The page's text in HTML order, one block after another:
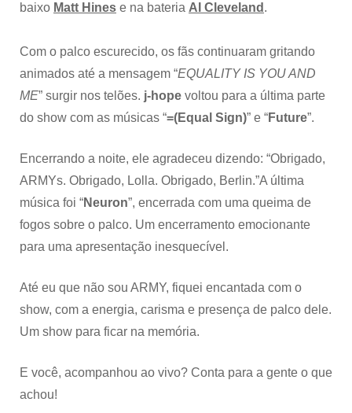
baixo Matt Hines e na bateria AI Cleveland .
Com o palco escurecido, os fãs continuaram gritando
animados até a mensagem “EQUALITY IS YOU AND
ME” surgir nos telões. j-hope voltou para a última parte
do show com as músicas “=(Equal Sign)” e “Future”.
Encerrando a noite, ele agradeceu dizendo: “Obrigado,
ARMYs. Obrigado, Lolla. Obrigado, Berlin.”A última
música foi “Neuron”, encerrada com uma queima de
fogos sobre o palco. Um encerramento emocionante
para uma apresentação inesquecível.
Até eu que não sou ARMY, fiquei encantada com o
show, com a energia, carisma e presença de palco dele.
Um show para ficar na memória.
E você, acompanhou ao vivo? Conta para a gente o que
achou!